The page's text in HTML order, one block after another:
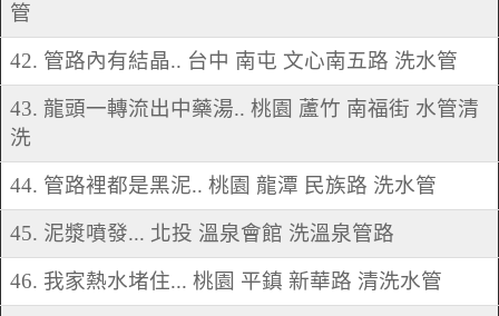
管
42. 管路內有結晶.. 台中 南屯 文心南五路 洗水管
43. 龍頭一轉流出中藥湯.. 桃園 蘆竹 南福街 水管清
洗
44. 管路裡都是黑泥.. 桃園 龍潭 民族路 洗水管
45. 泥漿噴發... 北投 溫泉會館 洗溫泉管路
46. 我家熱水堵住... 桃園 平鎮 新華路 清洗水管